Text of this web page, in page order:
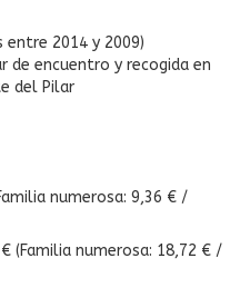
entre 2014 y 2009)
de encuentro y recogida en
del Pilar
numerosa: 9,36 € /
numerosa: 18,72 € /